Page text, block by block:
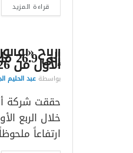
قراءة المزيد
الأول من 2026
بواسطة عبد الحليم
حققت شركة
ارتفاعاً